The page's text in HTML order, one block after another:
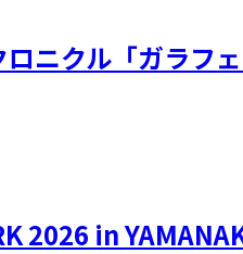
ニクル「ガラフ
2026 in